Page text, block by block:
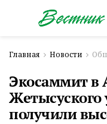
Главная Новости
Экосаммит в
Жетысуского
получили